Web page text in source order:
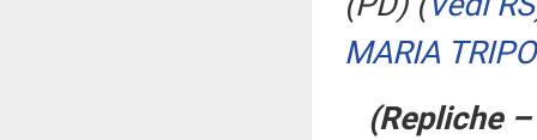
MARIA
(Repliche